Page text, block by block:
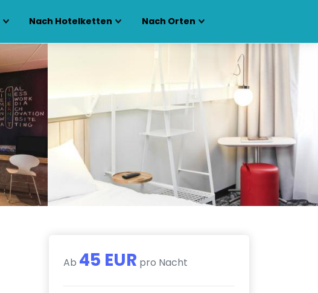
Nach Hotelketten Nach Orten
Ab 45 EUR pro Nacht